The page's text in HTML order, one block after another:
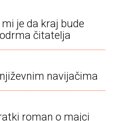
je da kraj bude
čitatelja
navijačima
roman o majci